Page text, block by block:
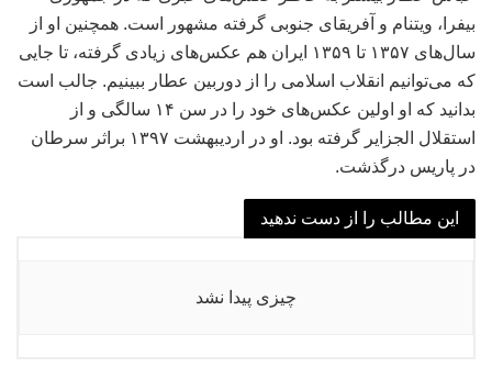
بیفرا، ویتنام و آفریقای جنوبی گرفته مشهور است. همچنین او از
سال‌های ۱۳۵۷ تا ۱۳۵۹ ایران هم عکس‌های زیادی گرفته، تا جایی
که می‌توانیم انقلاب اسلامی را از دوربین عطار ببینیم. جالب است
بدانید که او اولین عکس‌های خود را در سن ۱۴ سالگی و از
استقلال الجزایر گرفته بود. او در اردیبهشت ۱۳۹۷ براثر سرطان
در پاریس درگذشت.
این مطالب را از دست ندهید
چیزی پیدا نشد